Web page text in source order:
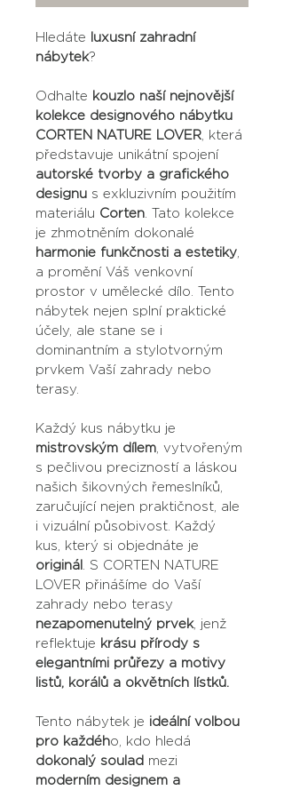
Hledáte
luxusní zahradní
nábytek?
Odhalte kouzlo naší nejnovější
kolekce designového nábytku
CORTEN NATURE LOVER, která
představuje unikátní spojení
autorské tvorby a grafického
designu s exkluzivním použitím
materiálu Corten. Tato kolekce
je zhmotněním dokonalé
harmonie funkčnosti a estetiky,
a promění Váš venkovní
prostor v umělecké dílo. Tento
nábytek nejen splní praktické
účely, ale stane se i
dominantním a stylotvorným
prvkem Vaší zahrady nebo
terasy.
Každý kus nábytku je
mistrovským dílem, vytvořeným
s pečlivou precizností a láskou
našich šikovných řemeslníků,
zaručující nejen praktičnost, ale
i vizuální působivost. Každý
kus, který si objednáte je
originál . S CORTEN NATURE
LOVER přinášíme do Vaší
zahrady nebo terasy
nezapomenutelný prvek, jenž
reflektuje krásu přírody s
elegantními průřezy a motivy
listů, korálů a okvětních lístků.
Tento nábytek je ideální volbou
pro každého, kdo hledá
dokonalý soulad mezi
moderním designem a